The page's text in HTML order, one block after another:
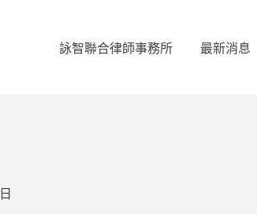
詠智聯合律師事務所 最新消息